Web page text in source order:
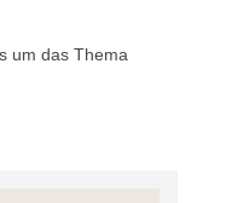
um das Thema